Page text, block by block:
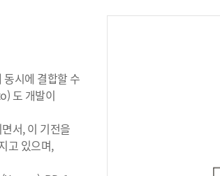
시에 결합할 수
도 개발이
서, 이 기전을
고 있으며,